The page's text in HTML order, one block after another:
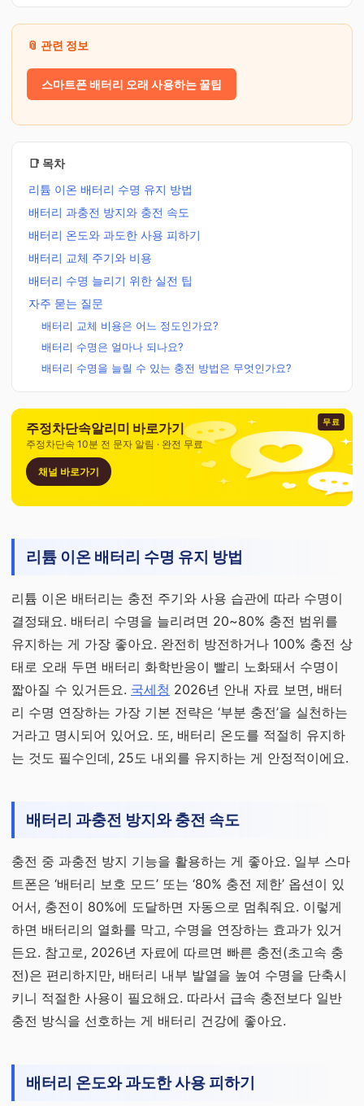
📎 관련 정보
스마트폰 배터리 오래 사용하는 꿀팁
📑 목차
리튬 이온 배터리 수명 유지 방법
배터리 과충전 방지와 충전 속도
배터리 온도와 과도한 사용 피하기
배터리 교체 주기와 비용
배터리 수명 늘리기 위한 실전 팁
자주 묻는 질문
배터리 교체 비용은 어느 정도인가요?
배터리 수명은 얼마나 되나요?
배터리 수명을 늘릴 수 있는 충전 방법은 무엇인가요?
무료
주정차단속알리미 바로가기
주정차단속 10분 전 문자 알림 · 완전 무료
채널 바로가기
리튬 이온 배터리 수명 유지 방법
리튬 이온 배터리는 충전 주기와 사용 습관에 따라 수명이
결정돼요. 배터리 수명을 늘리려면 20~80% 충전 범위를
유지하는 게 가장 좋아요. 완전히 방전하거나 100% 충전 상
태로 오래 두면 배터리 화학반응이 빨리 노화돼서 수명이
짧아질 수 있거든요. 국세청 2026년 안내 자료 보면, 배터
리 수명 연장하는 가장 기본 전략은 ‘부분 충전’을 실천하는
거라고 명시되어 있어요. 또, 배터리 온도를 적절히 유지하
는 것도 필수인데, 25도 내외를 유지하는 게 안정적이에요.
배터리 과충전 방지와 충전 속도
충전 중 과충전 방지 기능을 활용하는 게 좋아요. 일부 스마
트폰은 ‘배터리 보호 모드’ 또는 ‘80% 충전 제한’ 옵션이 있
어서, 충전이 80%에 도달하면 자동으로 멈춰줘요. 이렇게
하면 배터리의 열화를 막고, 수명을 연장하는 효과가 있거
든요. 참고로, 2026년 자료에 따르면 빠른 충전(초고속 충
전)은 편리하지만, 배터리 내부 발열을 높여 수명을 단축시
키니 적절한 사용이 필요해요. 따라서 급속 충전보다 일반
충전 방식을 선호하는 게 배터리 건강에 좋아요.
배터리 온도와 과도한 사용 피하기